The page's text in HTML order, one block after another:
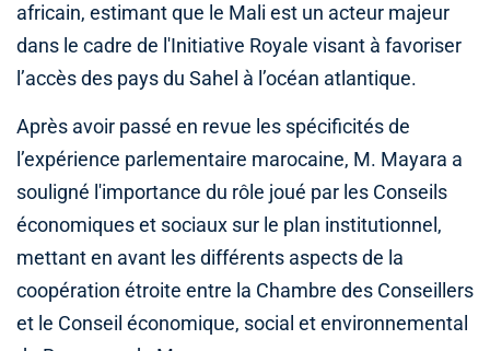
africain, estimant que le Mali est un acteur majeur
dans le cadre de l'Initiative Royale visant à favoriser
l’accès des pays du Sahel à l’océan atlantique.
Après avoir passé en revue les spécificités de
l’expérience parlementaire marocaine, M. Mayara a
souligné l'importance du rôle joué par les Conseils
économiques et sociaux sur le plan institutionnel,
mettant en avant les différents aspects de la
coopération étroite entre la Chambre des Conseillers
et le Conseil économique, social et environnemental